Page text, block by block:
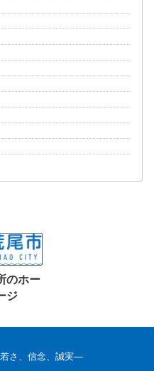
のホー
ジ
さ、信念、誠実―